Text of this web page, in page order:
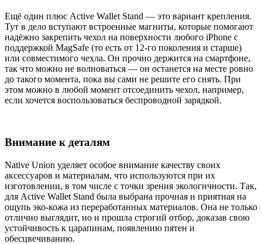
Ещё один плюс Active Wallet Stand — это вариант крепления.
Тут в дело вступают встроенные магниты, которые помогают
надёжно закрепить чехол на поверхности любого iPhone с
поддержкой MagSafe (то есть от 12-го поколения и старше)
или совместимого чехла. Он прочно держится на смартфоне,
так что можно не волноваться — он останется на месте ровно
до такого момента, пока вы сами не решите его снять. При
этом можно в любой момент отсоединить чехол, например,
если хочется воспользоваться беспроводной зарядкой.
Внимание к деталям
Native Union уделяет особое внимание качеству своих
аксессуаров и материалам, что используются при их
изготовлении, в том числе с точки зрения экологичности. Так,
для Active Wallet Stand была выбрана прочная и приятная на
ощупь эко-кожа из переработанных материалов. Она не только
отлично выглядит, но и прошла строгий отбор, доказав свою
устойчивость к царапинам, появлению пятен и
обесцвечиванию.